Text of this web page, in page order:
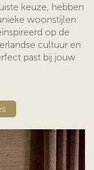
keuze, hebben
woonstijlen:
op de
cultuur en
past bij jouw